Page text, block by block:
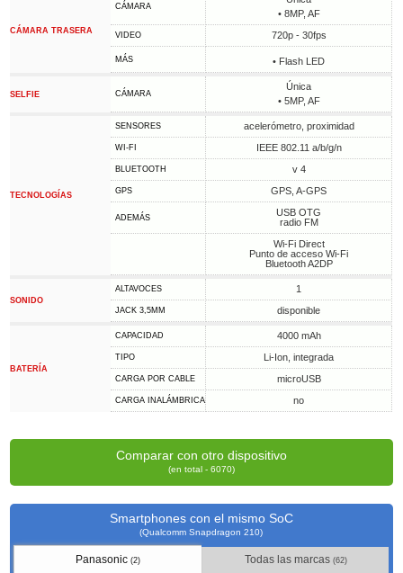
CÁMARA TRASERA
CÁMARA
• 8MP, AF
VIDEO 720p - 30fps
MÁS • Flash LED
SELFIE CÁMARA
Única
• 5MP, AF
TECNOLOGÍAS
SENSORES acelerómetro, proximidad
WI-FI IEEE 802.11 a/b/g/n
BLUETOOTH v 4
GPS GPS, A-GPS
ADEMÁS
USB OTG
radio FM
Wi-Fi Direct
Punto de acceso Wi-Fi
Bluetooth A2DP
SONIDO
ALTAVOCES 1
JACK 3,5MM disponible
BATERÍA
CAPACIDAD 4000 mAh
TIPO Li-Ion, integrada
CARGA POR CABLE microUSB
CARGA INALÁMBRICA no
Comparar con otro dispositivo
(en total - 6070)
Smartphones con el mismo SoC
(Qualcomm Snapdragon 210)
Panasonic(2) Todas las marcas (62)